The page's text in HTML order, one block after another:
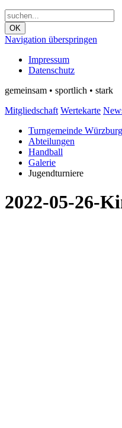
OK
Navigation überspringen
Impressum
Datenschutz
gemeinsam • sportlich • stark
Mitgliedschaft Wertekarte
Turngemeinde
Abteilungen
Handball
Galerie
Jugendturniere
2022-05-26-